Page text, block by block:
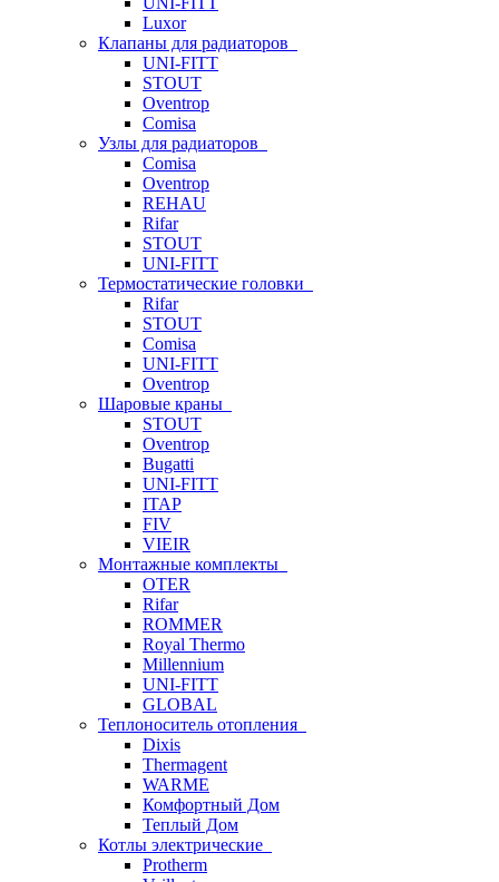
Luxor
Клапаны для радиаторов
UNI-FITT
STOUT
Oventrop
Comisa
Узлы для радиаторов
Comisa
Oventrop
REHAU
Rifar
STOUT
UNI-FITT
Термостатические головки
Rifar
STOUT
Comisa
UNI-FITT
Oventrop
Шаровые краны
STOUT
Oventrop
Bugatti
UNI-FITT
ITAP
FIV
VIEIR
Монтажные комплекты
OTER
Rifar
ROMMER
Royal Thermo
Millennium
UNI-FITT
GLOBAL
Теплоноситель отопления
Dixis
Thermagent
WARME
Комфортный Дом
Теплый Дом
Котлы электрические
Protherm